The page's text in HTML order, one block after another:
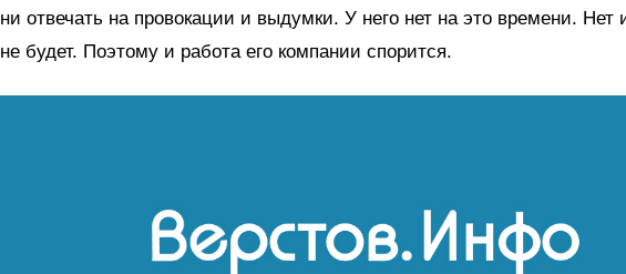
ни отвечать на провокации и выдумки. У него нет на это времени.
не будет. Поэтому и работа его компании спорится.